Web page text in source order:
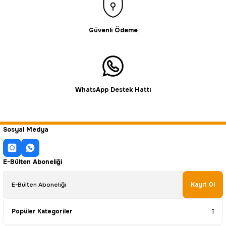
Güvenli Ödeme
WhatsApp Destek Hattı
Sosyal Medya
E-Bülten Aboneliği
Kayıt Ol
Popüler Kategoriler